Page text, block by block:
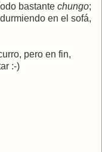
bastante chungo;
en el sofá,
pero en fin,
:-)